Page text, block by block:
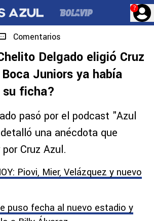
?
Comentarios
Delgado eligió Cruz
Juniors ya había
ficha?
pasó por el podcast "Azul
una anécdota que
Cruz Azul.
Piovi, Mier, Velázquez y nuevo
puso fecha al nuevo estadio y